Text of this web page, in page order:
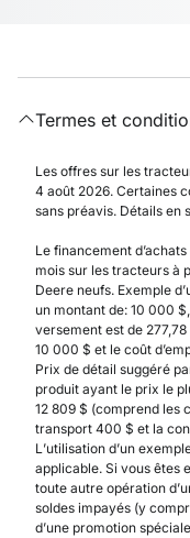
Termes et
Les offres sur les
4 août 2026. Certaines
sans préavis. Détails en
Le financement
mois sur les tracteurs à
Deere neufs. Exemple
un montant de: 10 000
versement est de
10 000 $ et le coût
Prix de détail suggéré
produit ayant le prix le
12 809 $ (comprend les
transport 400 $ et la
L’utilisation d’un
applicable. Si vous êtes
toute autre opération
soldes impayés (y
d’une promotion